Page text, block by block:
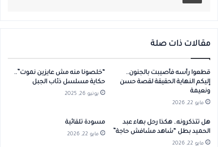
مقالات ذات صلة
قطعوا رأسه فأصيبت بالجنون..
إليكم النهاية الحقيقة لقصة حسن
ونعيمة
مايو 22, 2026
“خلصونا منه مش عايزين نموت”..
حكاية مسلسل ذئاب الجبل
يونيو 26, 2025
هل تتذكرونه.. هكذا رحل بهاء عبد
الحميد بطل “شاهد مشافش حاجة”
مايو 22, 2026
مسودة تلقائية
مايو 22, 2026